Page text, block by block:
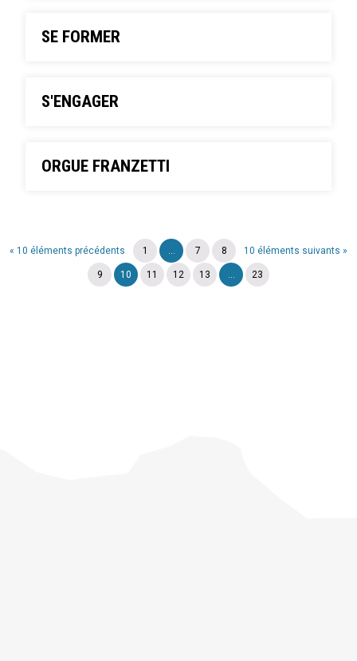
SE FORMER
S'ENGAGER
ORGUE FRANZETTI
« 10 éléments précédents 10 éléments suivants »
1 ... 7 8
9 10 11 12 13 ... 23